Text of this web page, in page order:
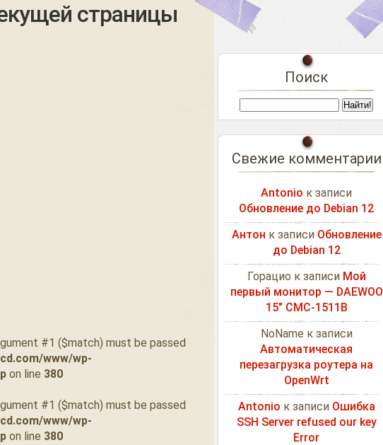
страницы
#1 ($match) must be passed
www/wp-
on line 380
#1 ($match) must be passed
www/wp-
on line 380
Поиск
Свежие комментарии
Antonio к записи
Обновление до Debian 12
Антон к записи Обновление
до Debian 12
Горацио к записи Мой
первый монитор — DAEWOO
15″ CMC-1511B
NoName к записи
Автоматическая
перезагрузка роутера на
OpenWrt
Antonio к записи Ошибка
SSH Server refused our key
Error